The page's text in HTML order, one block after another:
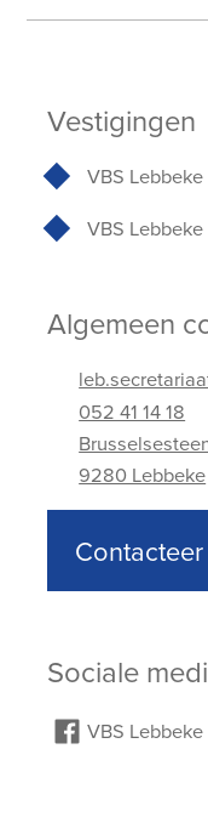
Vestigingen
VBS
VBS
Algemeen
Adres
9280 Lebbeke
Telefoonnummer
052 41 14 18
E-mailadres
Sociale
VBS Lebbeke